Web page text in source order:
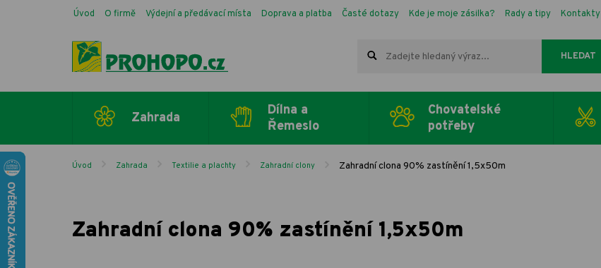
Úvod O firmě Výdejní a předávací místa Doprava a platba Časté dotazy Kde je moje zásilka? Rady a tipy Kontakty
HLEDAT
Zahrada
Dílna a
Řemeslo
Chovatelské
potřeby
Úvod Zahrada Textilie a plachty Zahradní clony Zahradní clona 90% zastínění 1,5x50m
Zahradní clona 90% zastínění 1,5x50m